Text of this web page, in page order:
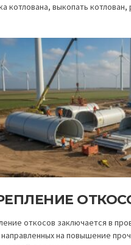
котлована, выкопать
откосов заключается в
на повышение